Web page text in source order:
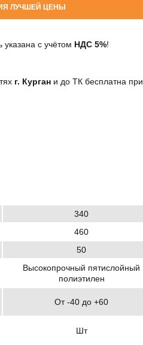
ЛУЧШЕЙ ЦЕНЫ
с учётом НДС 5%!
г. Курган и до ТК бесплатна при
340
460
50
Высокопрочный пятислойный
полиэтилен
От -40 до +60
Шт